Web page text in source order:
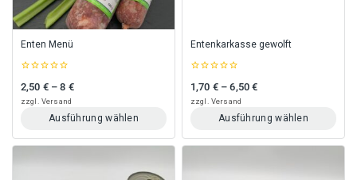
Enten Menü
out
of
2,50 € –8 €Preisspanne: 2,50 € bis 8 €
zzgl. Versand
Ausführung wählen
Dieses
Entenkarkasse gewolft
out
of
1,70 € –6,50€Preisspanne: 1,70 € bis 6,50 €
zzgl. Versand
Ausführung wählen
Dieses